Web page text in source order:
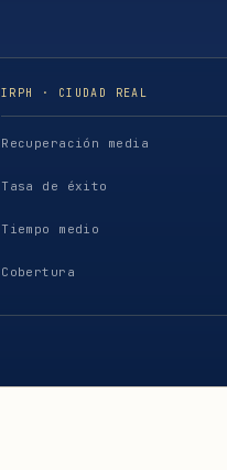
IRPH · CIUDAD REAL
Recuperación media
Tasa de éxito
Tiempo medio
Cobertura